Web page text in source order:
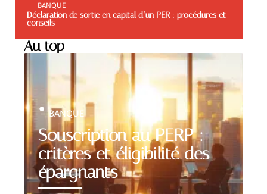
BANQUE
Déclaration de sortie en capital d’un PER : procédures et
conseils
Au top
Souscription au PERP :
critères et éligibilité des
épargnants
BANQUE